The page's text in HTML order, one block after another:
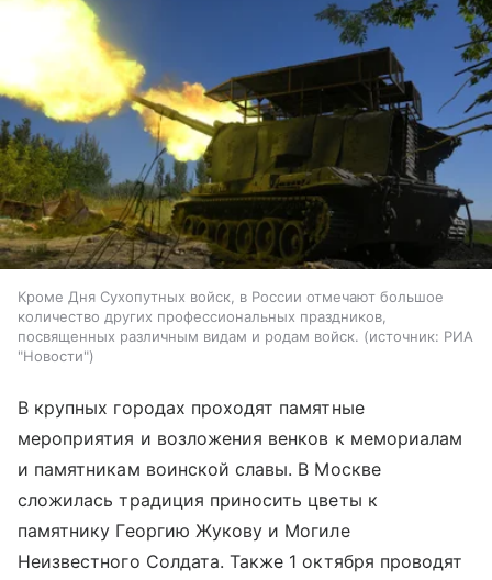
Кроме Дня Сухопутных войск, в России отмечают большое
количество других профессиональных праздников,
посвященных различным видам и родам войск.
источник: РИА
"Новости"
В крупных городах проходят памятные
мероприятия и возложения венков к мемориалам
и памятникам воинской славы. В Москве
сложилась традиция приносить цветы к
памятнику Георгию Жукову и Могиле
Неизвестного Солдата. Также 1 октября проводят